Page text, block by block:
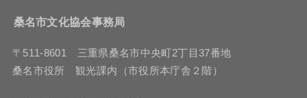
桑名市文化協会事務局
〒511-8601 三重県桑名市中央町2丁目37番地
桑名市役所 観光課内（市役所本庁舎２階）